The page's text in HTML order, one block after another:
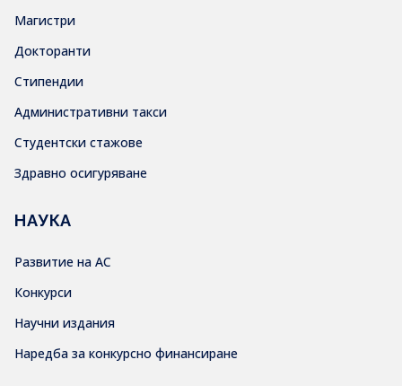
Магистри
Докторанти
Стипендии
Административни такси
Студентски стажове
Здравно осигуряване
НАУКА
Развитие на АС
Конкурси
Научни издания
Наредба за конкурсно финансиране